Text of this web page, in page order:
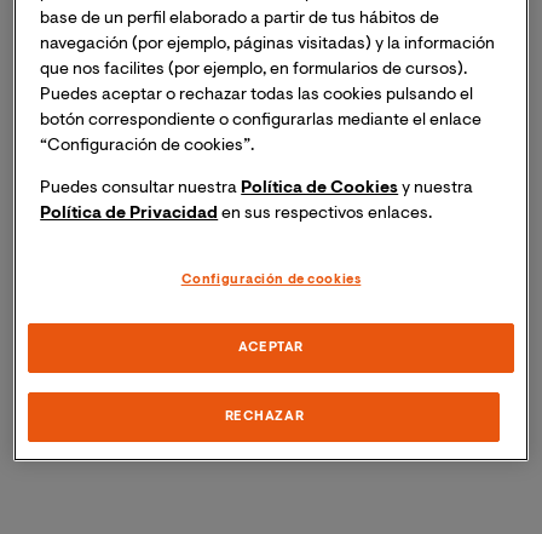
divulgación de conocimiento se expresa a la
perfección en la participación que tiene
VIU en The
Conversation, uno de los principales medios de
divulgación de temática científica y académica en
español. De los 85 autores que han participado de
parte de la Universidad hasta el momento, 54 son
mujeres, y 5 de los 10 artículos más leídos de los
Por ello, y como una forma de celebrar esta
participación, hemos hecho una selección de 10
autoras de VIU en The Conversation. Os invitamos a
leerlos y compartirlos.
base de un perfil elaborado a partir de tus hábitos de
navegación (por ejemplo, páginas visitadas) y la información
que nos facilites (por ejemplo, en formularios de cursos).
Puedes aceptar o rechazar todas las cookies pulsando el
botón correspondiente o configurarlas mediante el enlace
“Configuración de cookies”.
Puedes consultar nuestra Política de Cookies y nuestra
Política de Privacidad en sus respectivos enlaces.
Configuración de cookies
RECHAZAR
ACEPTAR